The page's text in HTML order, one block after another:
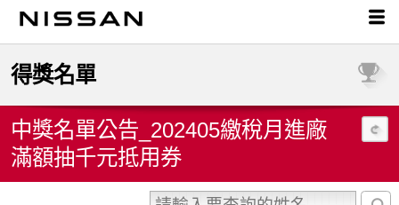
得獎名單
中獎名單公告_202405繳稅月進廠
滿額抽千元抵用券